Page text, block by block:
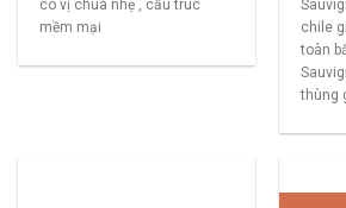
có vị chua nhẹ , cấu trúc
mềm mại
chile
toàn
thùng